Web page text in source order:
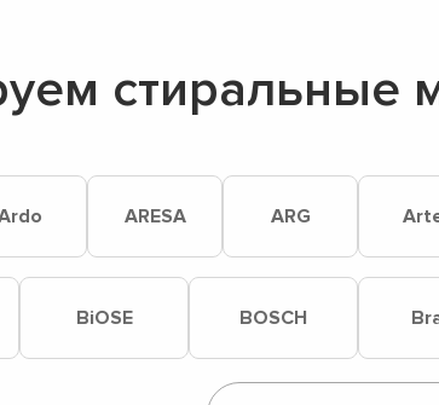
стиральные
ARESA ARG
BiOSE BOSCH